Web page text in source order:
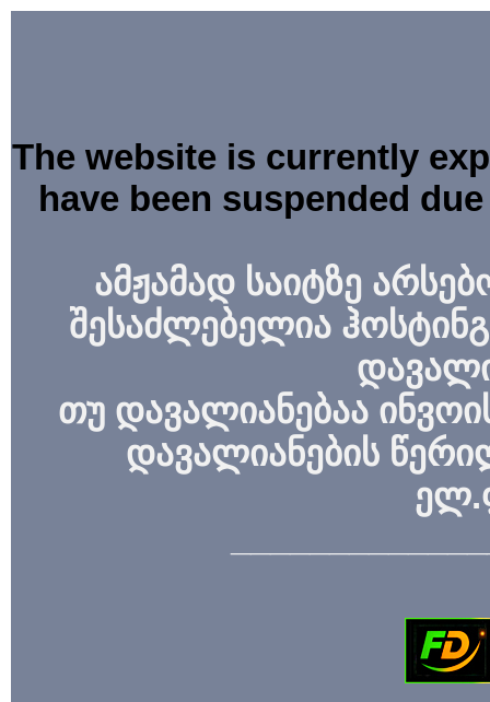
The website is currently
have been suspended
ამჟამად საიტზე
შესაძლებელია
თუ დავალიანებაა
დავალიანების